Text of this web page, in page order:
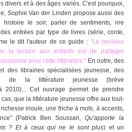
divers et à des âges variés. C'est pourquoi,
Sophie Van der Linden propose aussi des
histoire le soir, parler de sentiments, rire
entrées par type de livres (série, conte,
le dit l'auteur de ce guide : "Le meilleur
la lecture aux enfants est de partager
pour cette littérature." En outre, des
des librairies spécialisées jeunesse, des
de la littérature jeunesse (brève
Cet ouvrage permet de prendre
que la littérature jeunesse offre aux tout-
inouïe, une friche à mots, à accents,
(Patrick Ben Soussan,Qu'apporte la
? Et à ceux qui ne le sont plus) et un